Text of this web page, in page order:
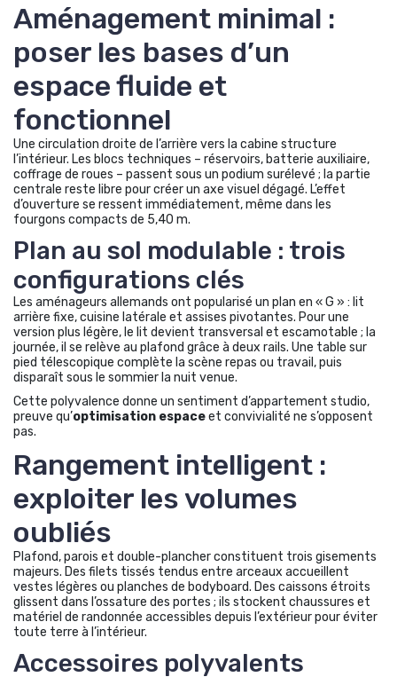
Aménagement minimal :
poser les bases d’un
espace fluide et
fonctionnel
Une circulation droite de l’arrière vers la cabine structure
l’intérieur. Les blocs techniques – réservoirs, batterie auxiliaire,
coffrage de roues – passent sous un podium surélevé ; la partie
centrale reste libre pour créer un axe visuel dégagé. L’effet
d’ouverture se ressent immédiatement, même dans les
fourgons compacts de 5,40 m.
Plan au sol modulable : trois
configurations clés
Les aménageurs allemands ont popularisé un plan en « G » : lit
arrière fixe, cuisine latérale et assises pivotantes. Pour une
version plus légère, le lit devient transversal et escamotable ; la
journée, il se relève au plafond grâce à deux rails. Une table sur
pied télescopique complète la scène repas ou travail, puis
disparaît sous le sommier la nuit venue.
Cette polyvalence donne un sentiment d’appartement studio,
preuve qu’optimisation espaceet convivialité ne s’opposent
pas.
Rangement intelligent :
exploiter les volumes
oubliés
Plafond, parois et double-plancher constituent trois gisements
majeurs. Des filets tissés tendus entre arceaux accueillent
vestes légères ou planches de bodyboard. Des caissons étroits
glissent dans l’ossature des portes ; ils stockent chaussures et
matériel de randonnée accessibles depuis l’extérieur pour éviter
toute terre à l’intérieur.
Accessoires polyvalents